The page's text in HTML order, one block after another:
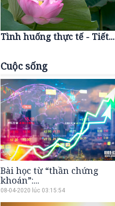
Tình huống thực tế - Tiết...
Cuộc sống
Bài học từ “thần chứng
khoán”:...
08-04-2020 lúc 03:15:54